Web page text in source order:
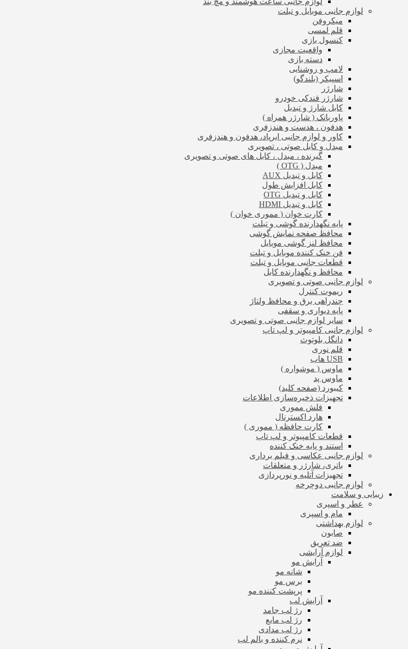
لوازم جانبی موبایل و تبلت
میکروفن
قلم لمسی
کنسول بازی
واقعیت مجازی
دسته بازی
لامپ و روشنایی
اسپیکر (بلندگو)
شارژر
شارژر فندکی خودرو
کابل شارژ و تبدیل
پاوربانک ( شارژر همراه )
هدفون ، هدست و هندزفری
کاور و لوازم جانبی ایرپاد، هدفون و هندزفری
مبدل و کابل صوتی ، تصویری
گیرنده ، مبدل ، کابل های صوتی و تصویری
مبدل ( OTG )
کابل و تبدیل AUX
کابل افزایش طول
کابل و تبدیل OTG
کابل و تبدیل HDMI
کارت خوان ( مموری خوان )
پایه نگهدارنده گوشی و تبلت
محافظ صفحه نمایش گوشی
محافظ لنز گوشی موبایل
فن خنک کننده موبایل و تبلت
قطعات جانبی موبایل و تبلت
محافظ و نگهدارنده کابل
لوازم جانبی صوتی و تصویری
ریموت کنترل
چندراهی برق و محافظ ولتاژ
پایه دیواری و سقفی
سایر لوازم جانبی صوتی و تصویری
لوازم جانبی کامپیوتر و لپ تاپ
دانگل بلوتوث
قلم نوری
USB هاب
ماوس ( موشواره )
ماوس پد
کیبورد (صفحه کلید)
تجهیزات ذخیره‌سازی اطلاعات
فلش مموری
هارد اکسترنال
کارت حافظه ( مموری )
قطعات کامپیوتر و لپ تاپ
استند و پایه خنک کننده
لوازم جانبی عکاسی و فیلم برداری
باتری، شارژر و متعلقات
تجهیزات آتلیه و نورپردازی
لوازم جانبی دوچرخه
زیبایی و سلامت
عطر و اسپری
مام و اسپری
لوازم بهداشتی
صابون
ضد تعریق
لوازم آرایشی
آرایش مو
شانه مو
برس مو
پرپشت کننده مو
آرایش لب
رژ لب جامد
رژ لب مایع
رژ لب مدادی
نرم کننده و بالم لب